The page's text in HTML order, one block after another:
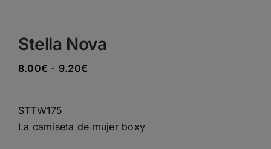
Stella Nova
8.00€ - 9.20€
8.00€
STTW175
La camiseta de mujer boxy